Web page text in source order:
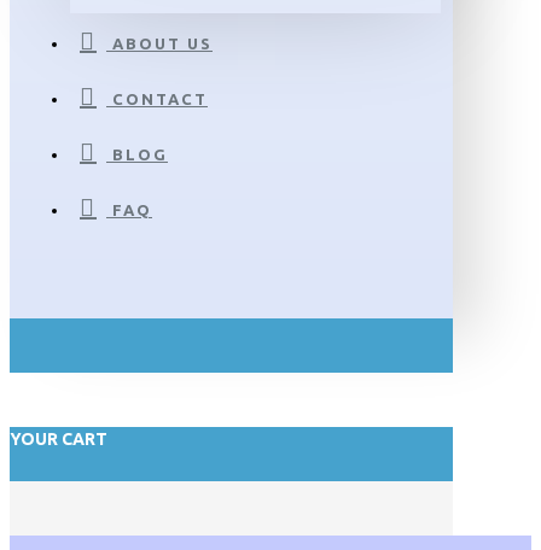
ABOUT US
CONTACT
BLOG
FAQ
YOUR CART